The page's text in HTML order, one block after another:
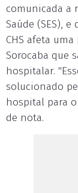
comunicada a
Saúde (SES),
CHS afeta
Sorocaba que
hospitalar.
solucionado
hospital para
de nota.